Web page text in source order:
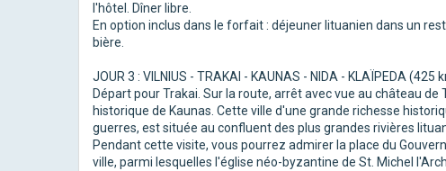
l'hôtel. Dîner libre.
En option inclus dans le forfait : déjeuner lituanien dans un
bière.
JOUR 3 : VILNIUS - TRAKAI - KAUNAS - NIDA - KLAÏPEDA (425
Départ pour Trakai. Sur la route, arrêt avec vue au château de
historique de Kaunas. Cette ville d'une grande richesse
guerres, est située au confluent des plus grandes rivières
Pendant cette visite, vous pourrez admirer la place du
ville, parmi lesquelles l'église néo-byzantine de St. Michel